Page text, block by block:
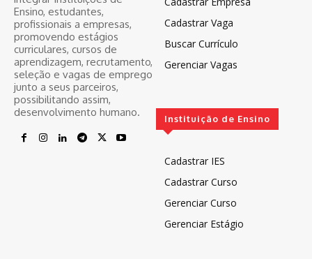
Ensino, estudantes,
profissionais a empresas,
promovendo estágios
curriculares, cursos de
aprendizagem, recrutamento,
seleção e vagas de emprego
junto a seus parceiros,
possibilitando assim,
desenvolvimento humano.
Cadastrar Vaga
Buscar Currículo
Gerenciar Vagas
Instituição de Ensino
Cadastrar IES
Cadastrar Curso
Gerenciar Curso
Gerenciar Estágio